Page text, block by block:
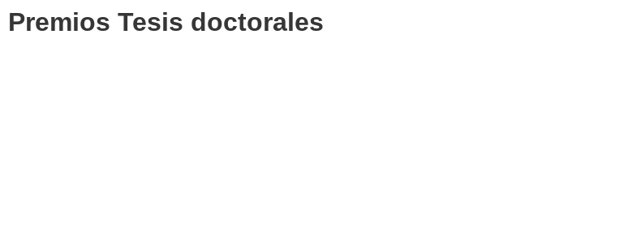
Premios Tesis doctorales